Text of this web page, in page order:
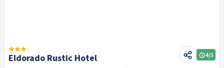
Eldorado Rustic Hotel 4/5